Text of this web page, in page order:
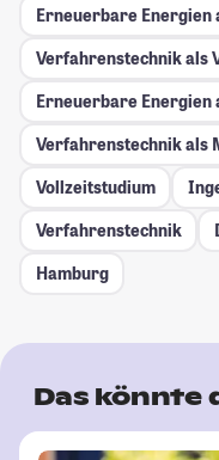
Erneuerbare Energien
Verfahrenstechnik als
Erneuerbare Energien
Verfahrenstechnik als
Vollzeitstudium
Verfahrenstechnik
Hamburg
Das könnte